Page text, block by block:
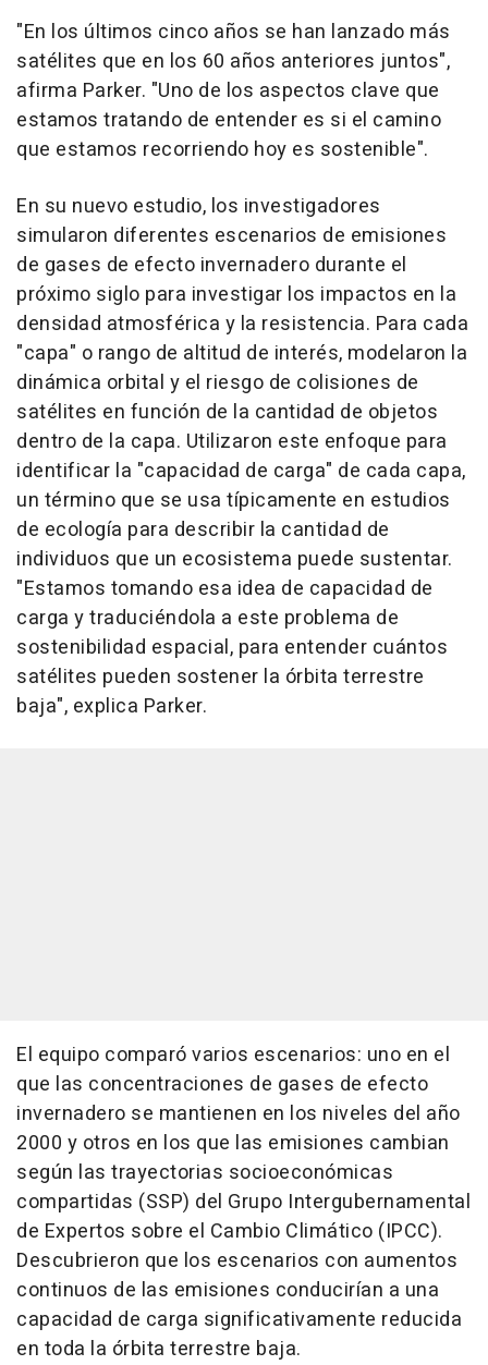
"En los últimos cinco años se han lanzado más
satélites que en los 60 años anteriores juntos",
afirma Parker. "Uno de los aspectos clave que
estamos tratando de entender es si el camino
que estamos recorriendo hoy es sostenible".
En su nuevo estudio, los investigadores
simularon diferentes escenarios de emisiones
de gases de efecto invernadero durante el
próximo siglo para investigar los impactos en la
densidad atmosférica y la resistencia. Para cada
"capa" o rango de altitud de interés, modelaron la
dinámica orbital y el riesgo de colisiones de
satélites en función de la cantidad de objetos
dentro de la capa. Utilizaron este enfoque para
identificar la "capacidad de carga" de cada capa,
un término que se usa típicamente en estudios
de ecología para describir la cantidad de
individuos que un ecosistema puede sustentar.
"Estamos tomando esa idea de capacidad de
carga y traduciéndola a este problema de
sostenibilidad espacial, para entender cuántos
satélites pueden sostener la órbita terrestre
baja", explica Parker.
El equipo comparó varios escenarios: uno en el
que las concentraciones de gases de efecto
invernadero se mantienen en los niveles del año
2000 y otros en los que las emisiones cambian
según las trayectorias socioeconómicas
compartidas (SSP) del Grupo Intergubernamental
de Expertos sobre el Cambio Climático (IPCC).
Descubrieron que los escenarios con aumentos
continuos de las emisiones conducirían a una
capacidad de carga significativamente reducida
en toda la órbita terrestre baja.